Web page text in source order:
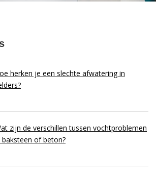
herken je een slechte afwatering in
zijn de verschillen tussen vochtproblemen
baksteen of beton?